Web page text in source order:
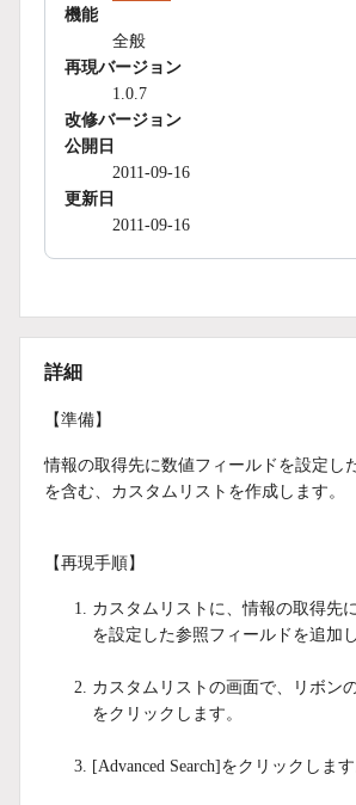
機能
全般
再現バージョン
1.0.7
改修バージョン
公開日
2011-09-16
更新日
2011-09-16
詳細
【準備】
情報の取得先に数値フィールドを設定し
を含む、カスタムリストを作成します。
【再現手順】
カスタムリストに、情報の取得先
を設定した参照フィールドを追加し
カスタムリストの画面で、リボン
をクリックします。
[Advanced Search]をクリックします